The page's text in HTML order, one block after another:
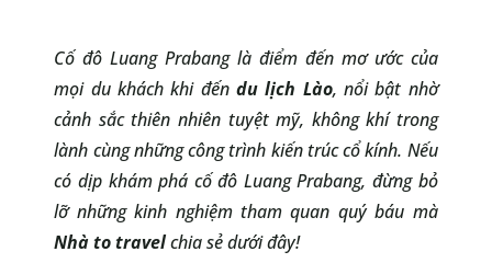
Cố đô Luang Prabang là điểm đến mơ ước của
mọi du khách khi đến du lịch Lào, nổi bật nhờ
cảnh sắc thiên nhiên tuyệt mỹ, không khí trong
lành cùng những công trình kiến trúc cổ kính. Nếu
có dịp khám phá cố đô Luang Prabang, đừng bỏ
lỡ những kinh nghiệm tham quan quý báu mà
Nhà to travelchia sẻ dưới đây!